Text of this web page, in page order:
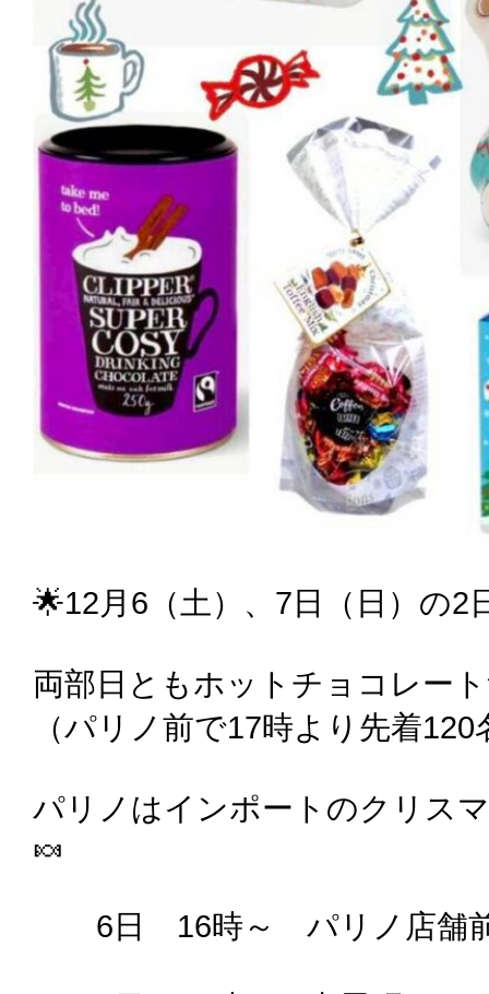
🌟12月6（土）、7日（日）の2
両部日ともホットチョコレー
（パリノ前で17時より先着120
パリノはインポートのクリス
🍬
6日 16時～ パリノ店舗